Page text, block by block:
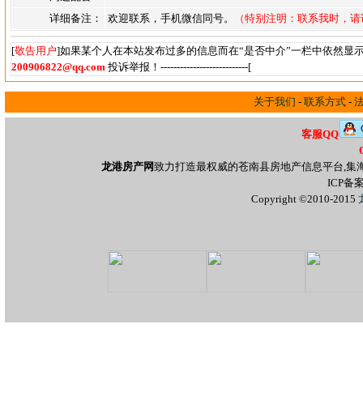
详细备注：
欢迎联系，手机微信同号。 （特别注明：联系我时，
[敬告用户]如果某个人在本站发布过多的信息而在“是否中介”一栏中依然显
200906822@qq.com 投诉举报！---------------------------[
关于我们 -联系方式 -
客服QQ
龙港房产网致力打造最权威的苍南县房地产信息平台,
ICP备
Copyright ©2010-2015